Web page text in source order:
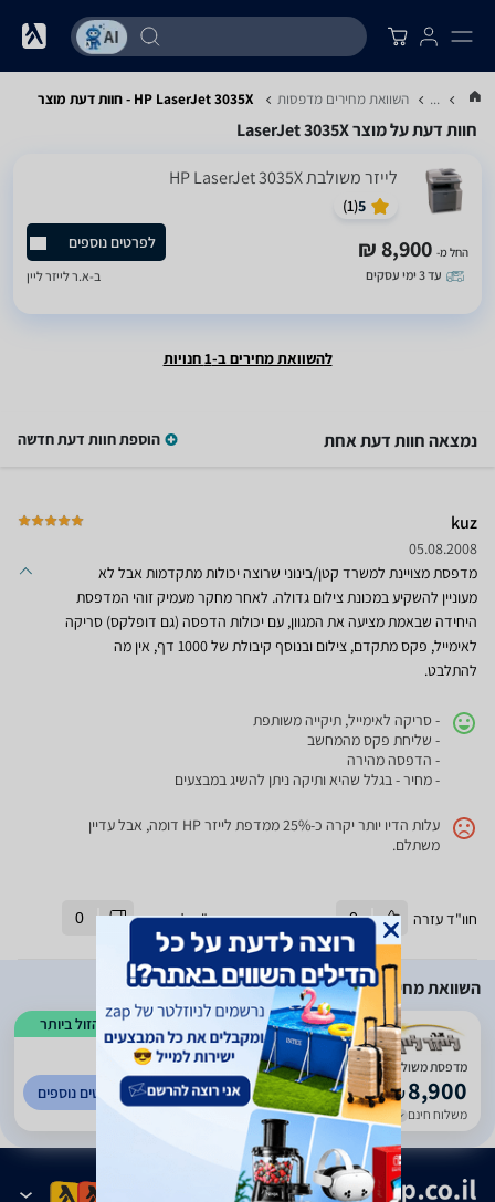
... השוואת מחירים מדפסות HP LaserJet 3035X - חוות דעת מוצר
חוות דעת על מוצר LaserJet 3035X
‏לייזר ‏משולבת HP LaserJet 3035X
5
(
1
)
החל מ- 8,900 ₪
עד 3 ימי עסקים
לפרטים נוספים
ב-א.ר לייזר ליין
להשוואת מחירים ב-1 חנויות
נמצאה חוות דעת אחת הוספת חוות דעת חדשה
kuz
05.08.2008
מדפסת מצויינת למשרד קטן/בינוני שרוצה יכולות מתקדמות אבל לא
מעוניין להשקיע במכונת צילום גדולה. לאחר מחקר מעמיק זוהי המדפסת
היחידה שבאמת מציעה את המגוון, עם יכולות הדפסה (גם דופלקס) סריקה
לאימייל, פקס מתקדם, צילום ובנוסף קיבולת של 1000 דף, אין מה
להתלבט.
- סריקה לאימייל, תיקייה משותפת
- שליחת פקס מהמחשב
- הדפסה מהירה
- מחיר - בגלל שהיא ותיקה ניתן להשיג במבצעים
עלות הדיו יותר יקרה כ-25% ממדפת לייזר HP דומה, אבל עדיין
משתלם.
חוו"ד עזרה 0 חוו"ד לא עזרה 0
השוואת מחירים
הזול ביותר
4.96
1559
)
מדפסת משולבת HP LASER JET 3035X
₪8,900
משלוח חינם עד 3 ימי עסקים
לפרטים נוספים